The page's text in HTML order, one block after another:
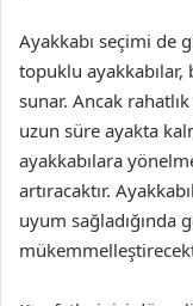
Ayakkabı seçimi de
topuklu
sunar. Ancak
uzun süre ayakta
ayakkabılara
artıracaktır.
uyum sağladığında